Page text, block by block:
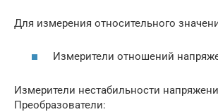
Для измерения относительного
Измерители отношений
Измерители нестабильности
Преобразователи: